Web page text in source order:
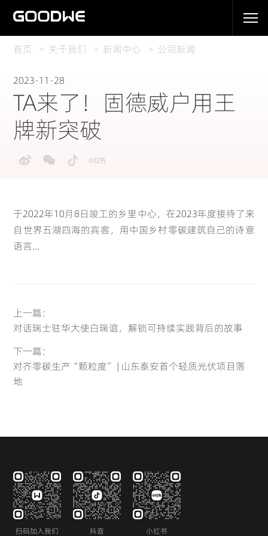
English(Global)
French
Spain
首页 关于我们 新闻中心 公司新闻
2023-11-28
TA来了！固德威户用王
牌新突破
于2022年10月8日竣工的乡里中心，在2023年度接待了来
自世界五湖四海的宾客，用中国乡村零碳建筑自己的诗意
语言...
上一篇：
对话瑞士驻华大使白瑞谊，解锁可持续实践背后的故事
下一篇：
对齐零碳生产“颗粒度” | 山东泰安首个轻质光伏项目落
地
扫码加入我们 抖音 小红书